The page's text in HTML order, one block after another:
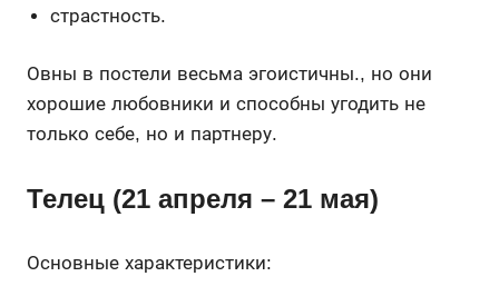
страстность.
Овны в постели весьма эгоистичны., но они
хорошие любовники и способны угодить не
только себе, но и партнеру.
Телец (21 апреля – 21 мая)
Основные характеристики: